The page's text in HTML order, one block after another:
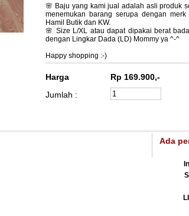
🌸 Baju yang kami jual adalah asli produk
menemukan barang serupa dengan
Hamil Butik dan KW.
🌸 Size L/XL atau dapat dipakai berat
dengan Lingkar Dada (LD) Mommy ya ^-^
Happy shopping :-)
Harga
Rp 169.900,-
Jumlah :
Ada